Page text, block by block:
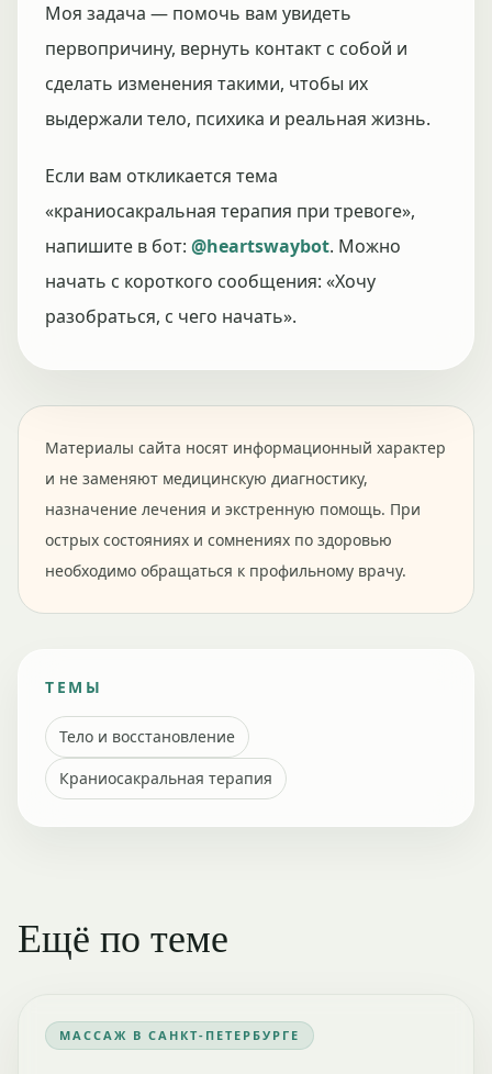
Моя задача — помочь вам увидеть
первопричину, вернуть контакт с собой и
сделать изменения такими, чтобы их
выдержали тело, психика и реальная жизнь.
Если вам откликается тема
«краниосакральная терапия при тревоге»,
напишите в бот: @heartswaybot. Можно
начать с короткого сообщения: «Хочу
разобраться, с чего начать».
Материалы сайта носят информационный характер
и не заменяют медицинскую диагностику,
назначение лечения и экстренную помощь. При
острых состояниях и сомнениях по здоровью
необходимо обращаться к профильному врачу.
ТЕМЫ
Тело и восстановление
Краниосакральная терапия
Ещё по теме
МАССАЖ В САНКТ-ПЕТЕРБУРГЕ